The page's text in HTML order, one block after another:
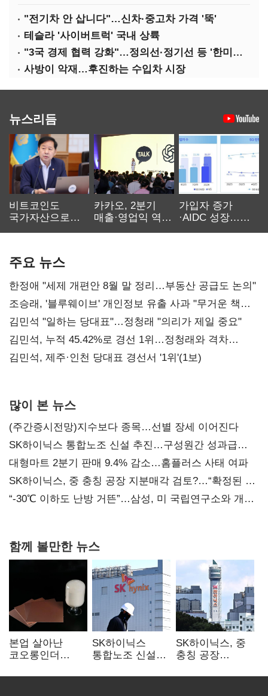
"전기차 안 삽니다"…신차·중고차 가격 '뚝'
테슬라 '사이버트럭' 국내 상륙
"3국 경제 협력 강화"…정의선·정기선 등 '한미일 경제대화' 참석
사방이 악재…후진하는 수입차 시장
뉴스리듬
비트코인도
국가자산으로…'
카카오, 2분기
매출·영업익 역대
가입자 증가
·AIDC 성장…
주요 뉴스
한정애 "세제 개편안 8월 말 정리…부동산 공급도 논의"
조승래, '블루웨이브' 개인정보 유출 사과 "무거운 책임
통감"
김민석 "일하는 당대표"…정청래 "의리가 제일 중요"
김민석, 누적 45.42%로 경선 1위…정청래와 격차
0.86%p(2보)
김민석, 제주·인천 당대표 경선서 '1위'(1보)
많이 본 뉴스
(주간증시전망)지수보다 종목…선별 장세 이어진다
SK하이닉스 통합노조 신설 추진…구성원간 성과급
불만 확산
대형마트 2분기 판매 9.4% 감소…홈플러스 사태 여파
SK하이닉스, 중 충칭 공장 지분매각 검토?…“확정된 바
없어”
“-30℃ 이하도 난방 거뜬”…삼성, 미 국립연구소와 개발
함께 볼만한 뉴스
본업 살아난
코오롱인더
배터리 소재로
SK하이닉스
통합노조 신설
성과급 불만 확산
SK하이닉스, 중
충칭 공장
검토?…“확정된